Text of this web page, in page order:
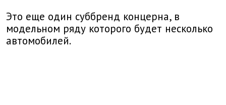
Это еще один суббренд концерна, в
модельном ряду которого будет несколько
автомобилей.